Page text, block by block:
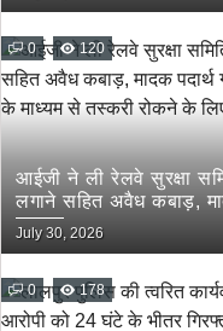
0 120
आईजी ने ली रेलवे सुरक्षा
लगाने सहित अवैध कबाड़,
इत्यादि की रेलवे के माध्यम
के दिये गये निर्देश
July 30, 2026
0 178